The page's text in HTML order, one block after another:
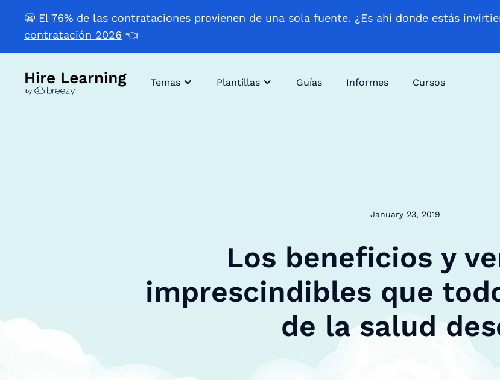
😬 El 76% de las contrataciones provienen de una sola fuente. ¿Es ahí donde estás
contratación 2026 👈
Temas Plantillas Guías Informes Cursos
January 23, 2019
Los beneficios y
imprescindibles que
de la salud